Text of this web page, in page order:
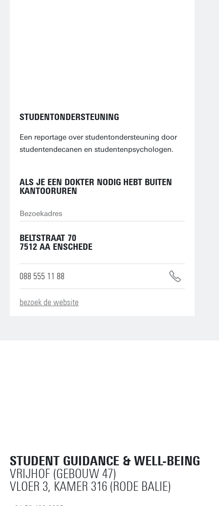
STUDENTONDERSTEUNING
Een reportage over studentondersteuning door
studentendecanen en studentenpsychologen.
ALS JE EEN DOKTER NODIG HEBT BUITEN
KANTOORUREN
Bezoekadres
BELTSTRAAT 70
7512 AA ENSCHEDE
088 555 11 88
bezoek de website
STUDENT GUIDANCE & WELL-BEING
VRIJHOF (GEBOUW 47)
VLOER 3, KAMER 316 (RODE BALIE)